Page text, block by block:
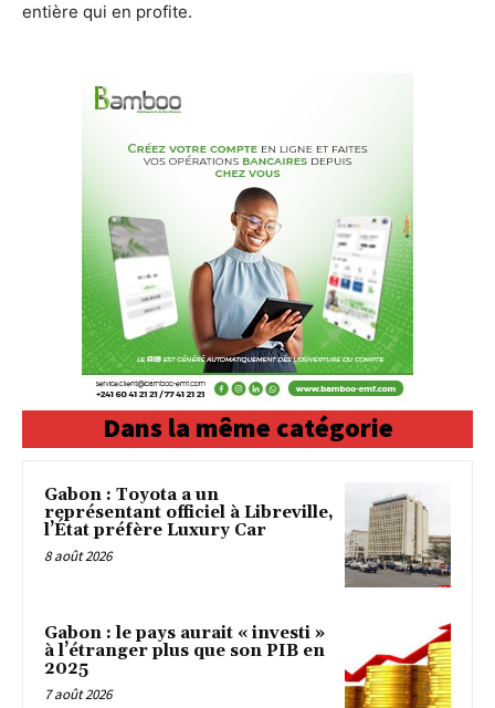
entière qui en profite.
Dans la même catégorie
Gabon : Toyota a un
représentant officiel à Libreville,
l’État préfère Luxury Car
8 août 2026
Gabon : le pays aurait « investi »
à l’étranger plus que son PIB en
2025
7 août 2026